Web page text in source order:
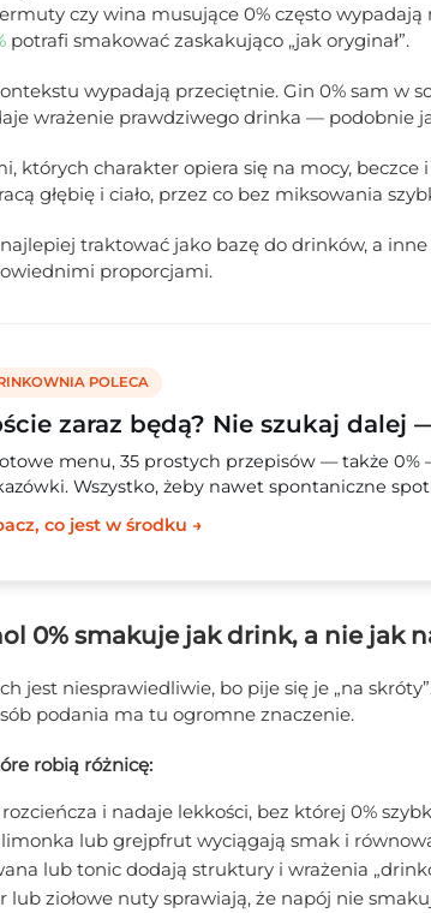
czy wina musujące 0% często
potrafi smakować zaskakująco „jak oryginał”.
wypadają przeciętnie. Gin 0% sam w
wrażenie prawdziwego drinka — podobnie
których charakter opiera się na mocy,
głębię i ciało, przez co bez miksowania
traktować jako bazę do drinków, a
proporcjami.
POLECA
zaraz będą? Nie szukaj dalej
menu, 35 prostych przepisów — także
Wszystko, żeby nawet spontaniczne
co jest w środku →
0% smakuje jak drink, a nie jak
jest niesprawiedliwie, bo pije się je „na
podania ma tu ogromne znaczenie.
robią różnicę:
rozcieńcza i nadaje lekkości, bez której 0%
lub grejpfrut wyciągają smak i
lub tonic dodają struktury i wrażenia
lub ziołowe nuty sprawiają, że napój nie